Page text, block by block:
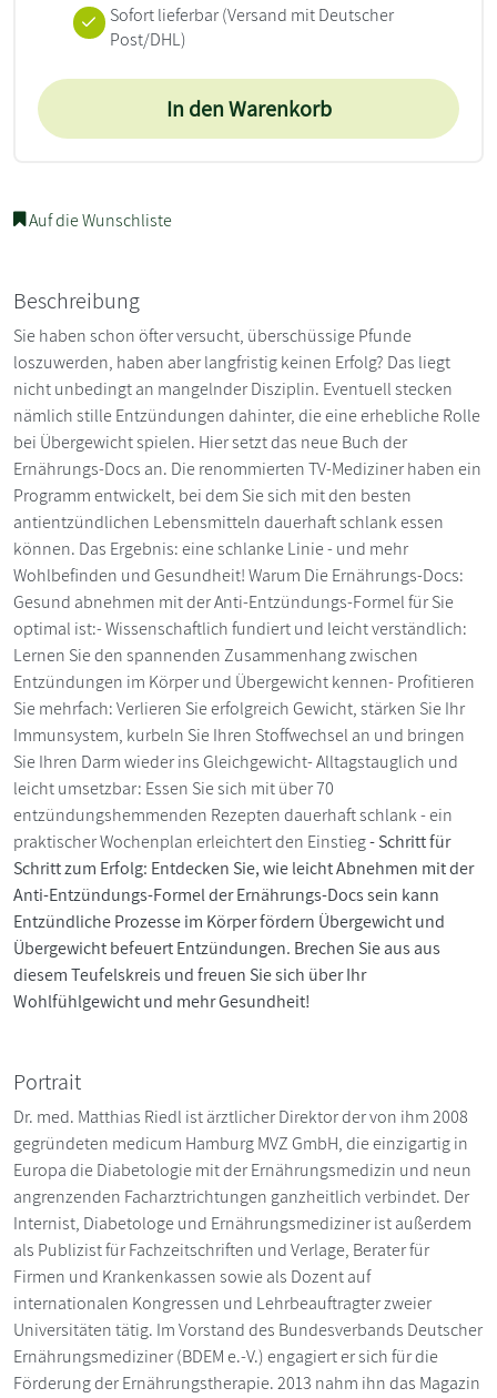
Sofort lieferbar(Versand mit Deutscher
Post/DHL)
In den Warenkorb
Auf die Wunschliste
Beschreibung
Sie haben schon öfter versucht, überschüssige Pfunde
loszuwerden, haben aber langfristig keinen Erfolg? Das liegt
nicht unbedingt an mangelnder Disziplin. Eventuell stecken
nämlich stille Entzündungen dahinter, die eine erhebliche Rolle
bei Übergewicht spielen. Hier setzt das neue Buch der
Ernährungs-Docs an. Die renommierten TV-Mediziner haben ein
Programm entwickelt, bei dem Sie sich mit den besten
antientzündlichen Lebensmitteln dauerhaft schlank essen
können. Das Ergebnis: eine schlanke Linie - und mehr
Wohlbefinden und Gesundheit! Warum Die Ernährungs-Docs:
Gesund abnehmen mit der Anti-Entzündungs-Formel für Sie
optimal ist:- Wissenschaftlich fundiert und leicht verständlich:
Lernen Sie den spannenden Zusammenhang zwischen
Entzündungen im Körper und Übergewicht kennen- Profitieren
Sie mehrfach: Verlieren Sie erfolgreich Gewicht, stärken Sie Ihr
Immunsystem, kurbeln Sie Ihren Stoffwechsel an und bringen
Sie Ihren Darm wieder ins Gleichgewicht- Alltagstauglich und
leicht umsetzbar: Essen Sie sich mit über 70
entzündungshemmenden Rezepten dauerhaft schlank - ein
praktischer Wochenplan erleichtert den Einstieg- Schritt für
Schritt zum Erfolg: Entdecken Sie, wie leicht Abnehmen mit der
Anti-Entzündungs-Formel der Ernährungs-Docs sein kann
Entzündliche Prozesse im Körper fördern Übergewicht und
Übergewicht befeuert Entzündungen. Brechen Sie aus aus
diesem Teufelskreis und freuen Sie sich über Ihr
Wohlfühlgewicht und mehr Gesundheit!
Portrait
Dr. med. Matthias Riedl ist ärztlicher Direktor der von ihm 2008
gegründeten medicum Hamburg MVZ GmbH, die einzigartig in
Europa die Diabetologie mit der Ernährungsmedizin und neun
angrenzenden Facharztrichtungen ganzheitlich verbindet. Der
Inter­nist, Diabetologe und Ernährungsmediziner ist außer­dem
als Publizist für Fachzeitschriften und Verlage, ­Berater für
Firmen und Krankenkassen sowie als Dozent auf
internationalen Kongressen und Lehrbeauftragter zweier
Universitäten tätig. Im Vorstand des Bundesverbands Deutscher
Ernährungsmediziner (BDEM e.-V.) engagiert er sich für die
Förderung der Ernährungstherapie. 2013 nahm ihn das Magazin